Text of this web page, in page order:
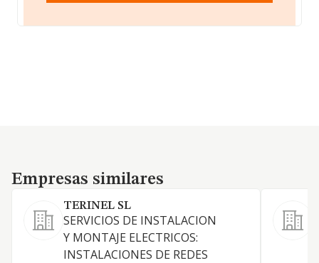
Empresas similares
Empresas similares
TERINEL SL
SERVICIOS DE INSTALACION
Y MONTAJE ELECTRICOS:
INSTALACIONES DE REDES